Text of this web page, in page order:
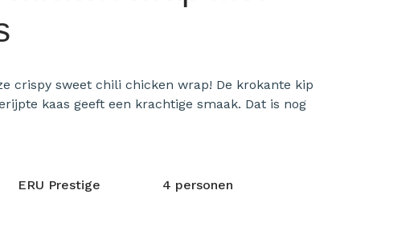
crispy sweet chili chicken wrap! De krokante kip
kaas geeft een krachtige smaak. Dat is nog
ERU Prestige 4 personen